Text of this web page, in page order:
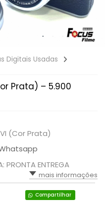
Digitais Usadas
Prata) – 5.900
(Cor Prata)
PRONTA ENTREGA
mais informações
Compartilhar